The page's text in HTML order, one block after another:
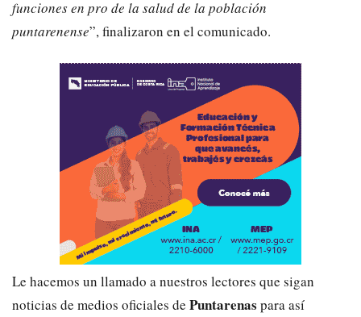
funciones en pro de la salud de la población
puntarenense”, finalizaron en el comunicado.
Le hacemos un llamado a nuestros lectores que sigan
noticias de medios oficiales de Puntarenas para así